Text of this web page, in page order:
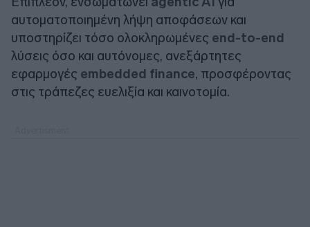
αυτοματοποιημένη λήψη αποφάσεων και
υποστηρίζει τόσο ολοκληρωμένες end-to-end
λύσεις όσο και αυτόνομες, ανεξάρτητες
εφαρμογές embedded finance, προσφέροντας
στις τράπεζες ευελιξία και καινοτομία.